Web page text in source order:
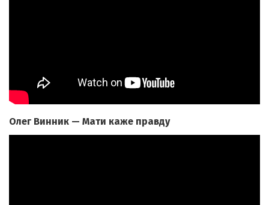
Олег Винник — Мати каже правду